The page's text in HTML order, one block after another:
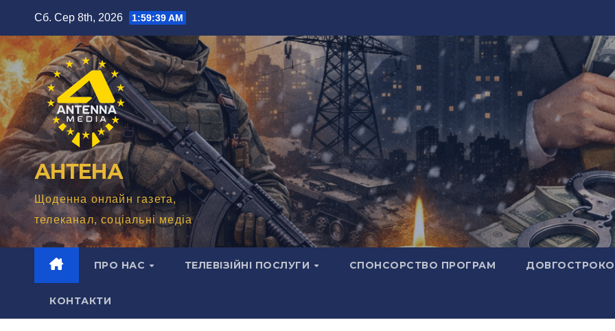
вмісту
Сб. Сер 8th, 2026 1:59:41 AM
АНТЕНА
Щоденна онлайн газета,
телеканал, соціальні медіа
ПРО НАС ТЕЛЕВІЗІЙНІ ПОСЛУГИ СПОНСОРСТВО ПРОГРАМ
КОНТАКТИ